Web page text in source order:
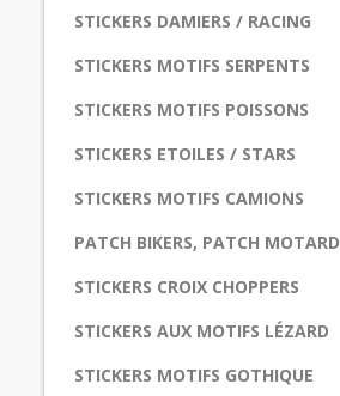
STICKERS DAMIERS / RACING
STICKERS MOTIFS SERPENTS
STICKERS MOTIFS POISSONS
STICKERS ETOILES / STARS
STICKERS MOTIFS CAMIONS
PATCH BIKERS, PATCH MOTARD
STICKERS CROIX CHOPPERS
STICKERS AUX MOTIFS LÉZARD
STICKERS MOTIFS GOTHIQUE